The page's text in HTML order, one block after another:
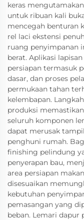
keras
untuk ribuan kali
mencegah benturan
rel laci ekstensi
ruang penyimpanan
berat. Aplikasi
persiapan termasuk
dasar, dan proses
permukaan tahan
kelembapan.
produksi
seluruh komponen
dapat merusak
penghuni rumah.
finishing pelindung
penyerapan bau,
area persiapan
disesuaikan
kebutuhan
pemasangan yang
beban. Lemari